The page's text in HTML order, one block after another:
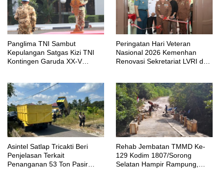
Panglima TNI Sambut
Kepulangan Satgas Kizi TNI
Kontingen Garuda XX-V
Peringatan Hari Veteran
Nasional 2026 Kemenhan
Renovasi Sekretariat LVRI dan
Asintel Satlap Tricakti Beri
Penjelasan Terkait
Penanganan 53 Ton Pasir
Rehab Jembatan TMMD Ke-
129 Kodim 1807/Sorong
Selatan Hampir Rampung,